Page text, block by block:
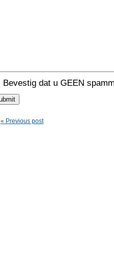
Bevestig dat u GEEN
« Previous post